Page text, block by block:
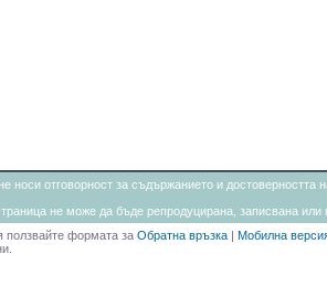
носи отговорност за съдържанието и достоверността
не може да бъде репродуцирана, записвана
ползвайте формата за Обратна връзка | Мобилна